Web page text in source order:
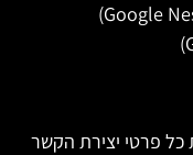
פרטי יצירת הקשר